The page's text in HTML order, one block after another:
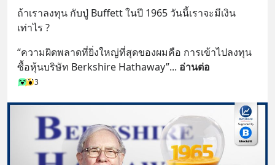
ถ้าเราลงทุน กับปู่ Buffett ในปี 1965 วันนี้เราจะมีเงิน
เท่าไร ?
“ความผิดพลาดที่ยิ่งใหญ่ที่สุดของผมคือ การเข้าไปลงทุน
ซื้อหุ้นบริษัท Berkshire Hathaway”... อ่านต่อ
3